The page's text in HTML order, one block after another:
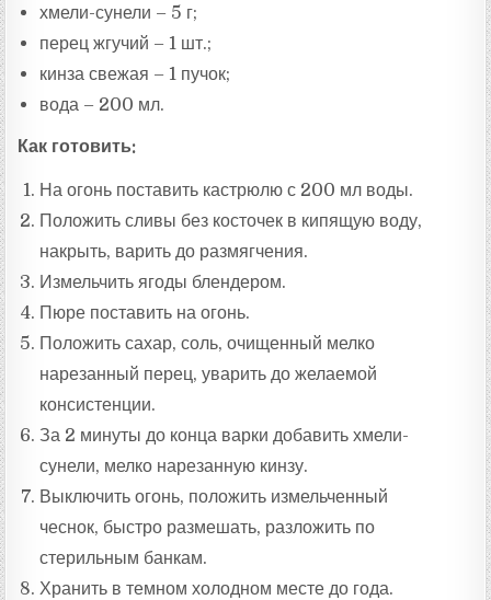
хмели-сунели – 5 г;
перец жгучий – 1 шт.;
кинза свежая – 1 пучок;
вода – 200 мл.
Как готовить:
На огонь поставить кастрюлю с 200 мл воды.
Положить сливы без косточек в кипящую воду,
накрыть, варить до размягчения.
Измельчить ягоды блендером.
Пюре поставить на огонь.
Положить сахар, соль, очищенный мелко
нарезанный перец, уварить до желаемой
консистенции.
За 2 минуты до конца варки добавить хмели-
сунели, мелко нарезанную кинзу.
Выключить огонь, положить измельченный
чеснок, быстро размешать, разложить по
стерильным банкам.
Хранить в темном холодном месте до года.